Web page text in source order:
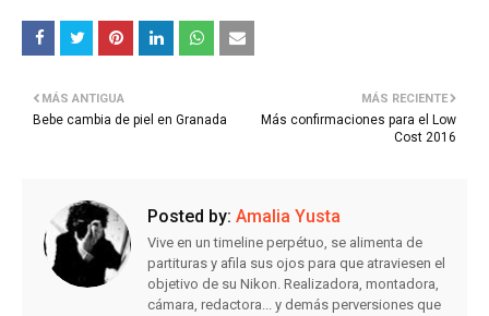
MÁS RECIENTE
Más confirmaciones para el Low
Cost 2016
MÁS ANTIGUA
Bebe cambia de piel en Granada
Posted by: Amalia Yusta
Vive en un timeline perpétuo, se alimenta de
partituras y afila sus ojos para que atraviesen el
objetivo de su Nikon. Realizadora, montadora,
cámara, redactora... y demás perversiones que